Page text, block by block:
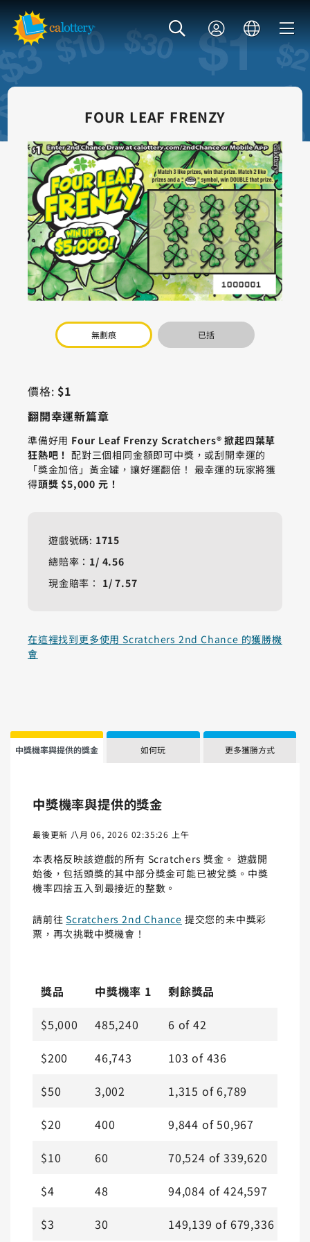
FOUR LEAF FRENZY
無劃痕 已括
價格: $1
翻開幸運新篇章
準備好用 Four Leaf Frenzy Scratchers® 掀起四葉草
狂熱吧！ 配對三個相同金額即可中獎，或刮開幸運的
「獎金加倍」黃金罐，讓好運翻倍！ 最幸運的玩家將獲
得頭獎 $5,000 元！
遊戲號碼: 1715
總賠率： 1/ 4.56
現金賠率： 1/ 7.57
在這裡找到更多使用 Scratchers 2nd Chance 的獲勝機
會
中獎機率與提供的獎金 如何玩 更多獲勝方式
中獎機率與提供的獎金
最後更新 八月 06, 2026 02:35:26 上午
本表格反映該遊戲的所有 Scratchers 獎金。 遊戲開
始後，包括頭獎的其中部分獎金可能已被兌獎。中獎
機率四捨五入到最接近的整數。
請前往Scratchers 2nd Chance 提交您的未中獎彩
票，再次挑戰中獎機會！
獎品 中獎機率 1
剩餘獎品
$5,000
485,240 6 of42
$200
46,743 103of 436
$50
3,002 1,315 of 6,789
$20
400 9,844 of50,967
$10
60 70,524 of339,620
$4
48 94,084 of424,597
$3
30 149,139of 679,336